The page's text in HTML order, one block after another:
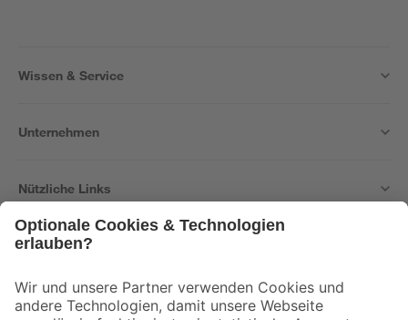
Wissen & Service
Unternehmen
Nützliche Links
Der toom Newsletter: Keine Angebote und Aktionen mehr verpassen!